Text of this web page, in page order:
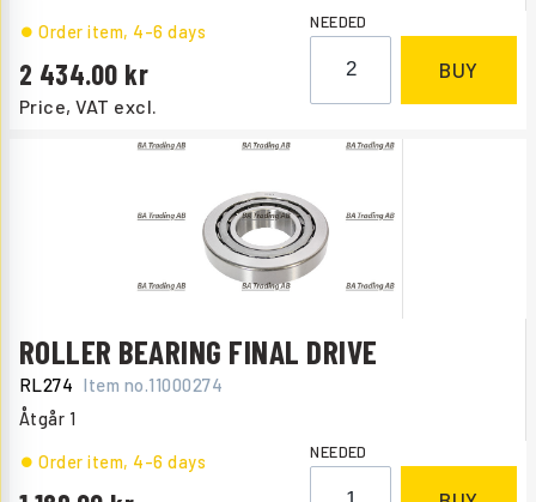
Price, VAT excl.
2 434.00
Order item, 4-6 days NEEDED
BUY
ROLLER BEARING FINAL DRIVE
RL274 Item no.11000274
Åtgår 1
Order item, 4-6 days NEEDED